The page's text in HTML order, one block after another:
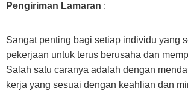
Pengiriman Lamaran :
Sangat penting bagi setiap individu yang
pekerjaan untuk terus berusaha dan
Salah satu caranya adalah dengan
kerja yang sesuai dengan keahlian dan